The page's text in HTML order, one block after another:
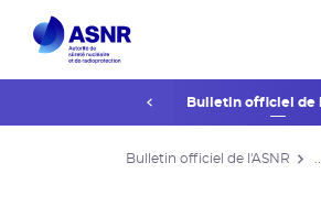
La réglementation Bulletin officiel de
Bulletin officiel de l'ASNR